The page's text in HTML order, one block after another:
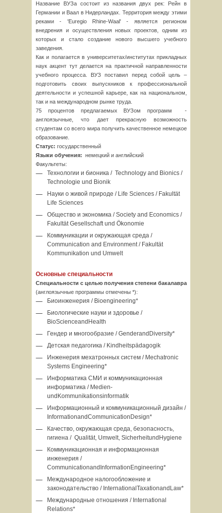
Название ВУЗа состоит из названия двух рек: Рейн в
Германии и Ваал в Нидерландах. Территория между этими
реками - 'Euregio Rhine-Waal' - является регионом
внедрения и осуществления новых проектов, одним из
которых и стало создание нового высшего учебного
заведения.
Как и полагается в университетах/институтах прикладных
наук акцент тут делается на практичной направленности
учебного процесса. ВУЗ поставил перед собой цель –
подготовить своих выпускников к профессиональной
деятельности и успешной карьере, как на национальном,
так и на международном рынке труда.
75 процентов предлагаемых ВУЗом программ -
англоязычные, что дает прекрасную возможность
студентам со всего мира получить качественное немецкое
образование.
Статус: государственный
Языки обучения: немецкий и английский
Факультеты:
Технологии и бионика / Technology and Bionics /
Technologie und Bionik
Науки о живой природе / Life Sciences / Fakultät
Life Sciences
Общество и экономика / Society and Economics /
Fakultät Gesellschaft und Ökonomie
Коммуникации и окружающая среда /
Communication and Environment / Fakultät
Kommunikation und Umwelt
Основные специальности
Специальности с целью получения степени бакалавра
(англоязычные программы отмечены *):
Биоинженерия / Bioengineering*
Биологические науки и здоровье /
BioScienceandHealth
Гендер и многообразие / GenderandDiversity*
Детская педагогика / Kindheitspädagogik
Инженерия мехатронных систем / Mechatronic
Systems Engineering*
Информатика СМИ и коммуникационная
информатика / Medien-
undKommunikationsinformatik
Информационный и коммуникационный дизайн /
InformationandCommunicationDesign*
Качество, окружающая среда, безопасность,
гигиена / Qualität, Umwelt, SicherheitundHygiene
Коммуникационная и информационная
инженерия /
CommunicationandInformationEngineering*
Международное налогообложение и
законодательство / InternationalTaxationandLaw*
Международные отношения / International
Relations*